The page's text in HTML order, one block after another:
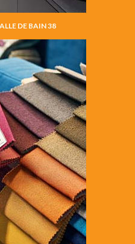
DE BAIN 38